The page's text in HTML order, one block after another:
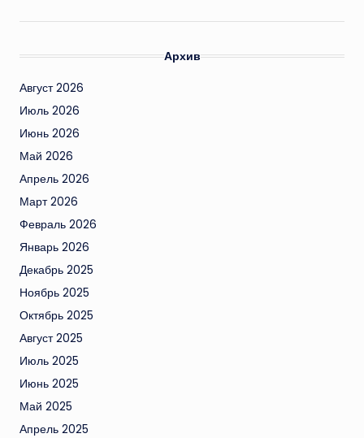
Архив
Август 2026
Июль 2026
Июнь 2026
Май 2026
Апрель 2026
Март 2026
Февраль 2026
Январь 2026
Декабрь 2025
Ноябрь 2025
Октябрь 2025
Август 2025
Июль 2025
Июнь 2025
Май 2025
Апрель 2025